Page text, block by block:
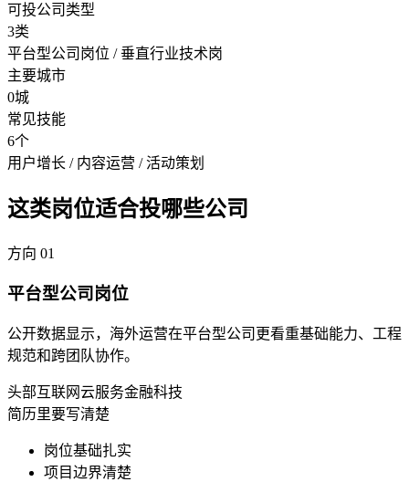
可投公司类型
3类
平台型公司岗位 / 垂直行业技术岗
主要城市
0城
常见技能
6个
用户增长 / 内容运营 / 活动策划
这类岗位适合投哪些公司
方向 01
平台型公司岗位
公开数据显示，海外运营在平台型公司更看重基础能力、工程
规范和跨团队协作。
头部互联网云服务金融科技
简历里要写清楚
岗位基础扎实
项目边界清楚